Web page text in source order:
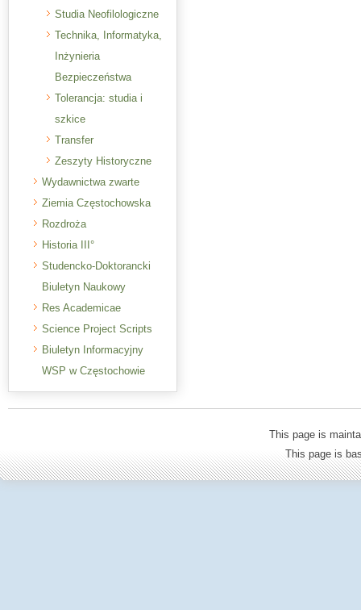
Studia Neofilologiczne
Technika, Informatyka,
Inżynieria
Bezpieczeństwa
Tolerancja: studia i
szkice
Transfer
Zeszyty Historyczne
Wydawnictwa zwarte
Ziemia Częstochowska
Rozdroża
Historia III°
Studencko-Doktorancki
Biuletyn Naukowy
Res Academicae
Science Project Scripts
Biuletyn Informacyjny
WSP w Częstochowie
This page is
This page is